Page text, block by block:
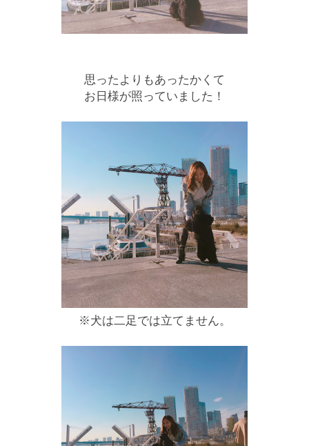
思ったよりもあったかくて
お日様が照っていました！
※犬は二足では立てません。